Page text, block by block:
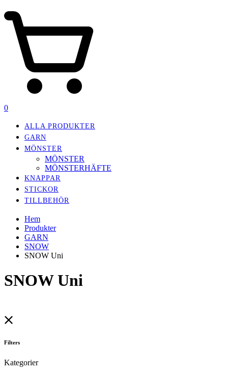
0
ALLA PRODUKTER
GARN
MÖNSTER
MÖNSTER
MÖNSTERHÄFTE
KNAPPAR
STICKOR
TILLBEHÖR
Hem
Produkter
GARN
SNOW
SNOW Uni
SNOW Uni
Filters
Kategorier